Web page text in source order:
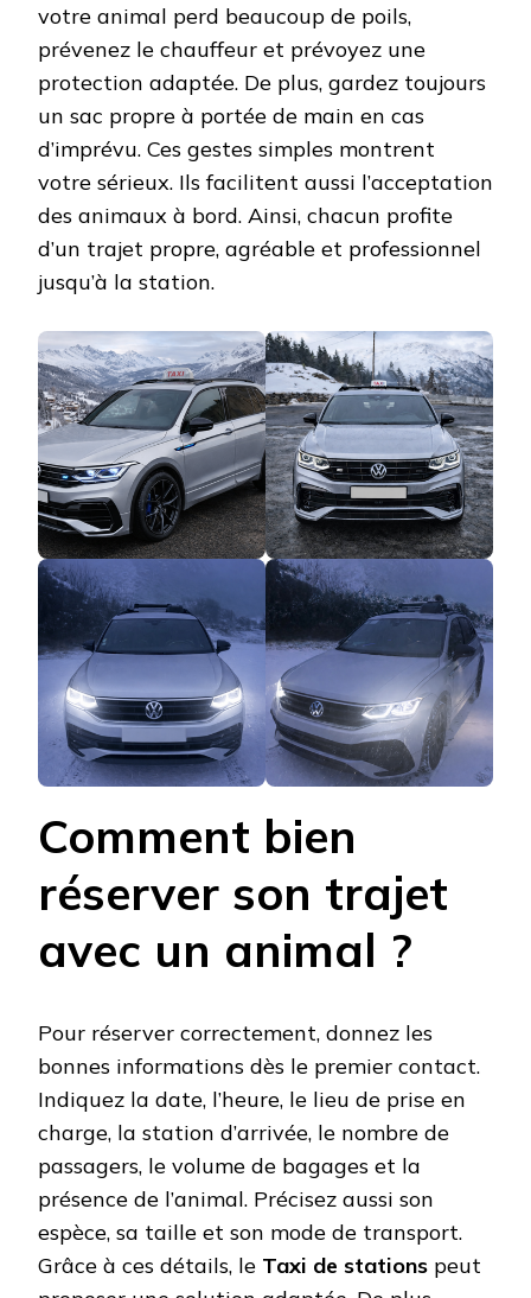
votre animal perd beaucoup de poils,
prévenez le chauffeur et prévoyez une
protection adaptée. De plus, gardez toujours
un sac propre à portée de main en cas
d’imprévu. Ces gestes simples montrent
votre sérieux. Ils facilitent aussi l’acceptation
des animaux à bord. Ainsi, chacun profite
d’un trajet propre, agréable et professionnel
jusqu’à la station.
Comment bien
réserver son trajet
avec un animal ?
Pour réserver correctement, donnez les
bonnes informations dès le premier contact.
Indiquez la date, l’heure, le lieu de prise en
charge, la station d’arrivée, le nombre de
passagers, le volume de bagages et la
présence de l’animal. Précisez aussi son
espèce, sa taille et son mode de transport.
Grâce à ces détails, le Taxi de stations peut